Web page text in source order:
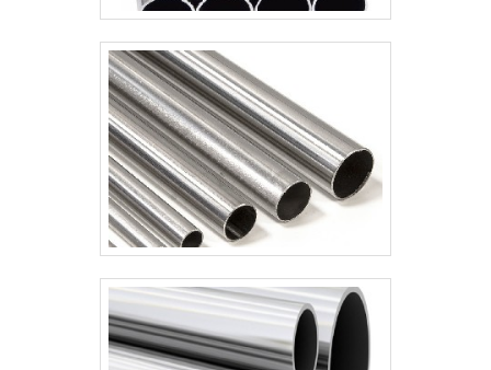
e dobra e tubos de inox com ótima qualidade
investiu em profissionais competentes e
em equipamentos inovadores. A Âncora
Brasil é uma empresa que tem sido
preferência no segmento pela seriedade e
qualidade, que fecham todo o ciclo de
entrega com excelência para seus
parceiros..